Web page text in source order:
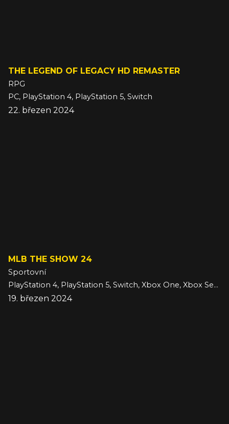
THE LEGEND OF LEGACY HD REMASTER
RPG
PC, PlayStation 4, PlayStation 5, Switch
22. březen 2024
MLB THE SHOW 24
Sportovní
PlayStation 4, PlayStation 5, Switch, Xbox One, Xbox Series
19. březen 2024